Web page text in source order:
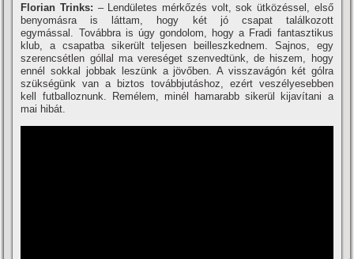
Florian Trinks: – Lendületes mérkőzés volt, sok ütközéssel, első
benyomásra is láttam, hogy két jó csapat találkozott
egymással. Továbbra is úgy gondolom, hogy a Fradi fantasztikus
klub, a csapatba sikerült teljesen beilleszkednem. Sajnos, egy
szerencsétlen góllal ma vereséget szenvedtünk, de hiszem, hogy
ennél sokkal jobbak leszünk a jövőben. A visszavágón két gólra
szükségünk van a biztos továbbjutáshoz, ezért veszélyesebben
kell futballoznunk. Remélem, minél hamarabb sikerül kijaví­tani a
mai hibát.